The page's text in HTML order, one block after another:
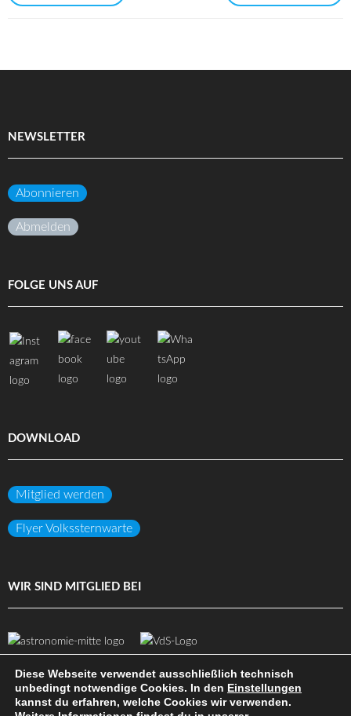
NEWSLETTER
Abonnieren
Abmelden
FOLGE UNS AUF
DOWNLOAD
Mitglied werden
Flyer Volkssternwarte
WIR SIND MITGLIED BEI
(c) Volkssternwarte Darmstadt e.V.
Diese Webseite verwendet ausschließlich technisch
unbedingt notwendige Cookies. In den Einstellungen
kannst du erfahren, welche Cookies wir verwenden.